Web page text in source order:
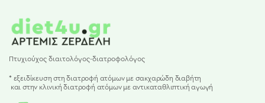
Πτυχιούχος διαιτολόγος-διατροφολόγος
* εξειδίκευση στη διατροφή ατόμων με σακχαρώδη διαβήτη
και στην κλινική διατροφή ατόμων με αντικαταθλιπτική αγωγή